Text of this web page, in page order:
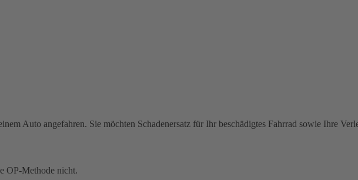
Auto angefahren. Sie möchten Schadenersatz für Ihr beschädigtes Fahrrad sowie Ihre
OP-Methode nicht.